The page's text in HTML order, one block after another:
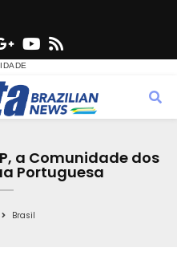
G
o
o
g
e
Y
u
t
b
s
a Comunidade dos
Portuguesa
Brasil